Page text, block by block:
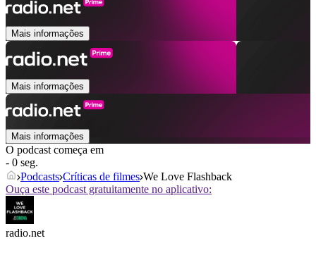
Mais informações
Mais informações
Mais informações
O podcast começa em
- 0 seg.
Podcasts Críticas de filmes We Love Flashback
Ouça este podcast gratuitamente no aplicativo:
radio.net